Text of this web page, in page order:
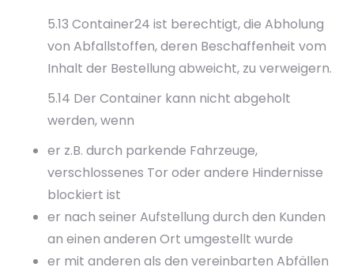
5.13 Container24 ist berechtigt, die Abholung
von Abfallstoffen, deren Beschaffenheit vom
Inhalt der Bestellung abweicht, zu verweigern.
5.14 Der Container kann nicht abgeholt
werden, wenn
er z.B. durch parkende Fahrzeuge,
verschlossenes Tor oder andere Hindernisse
blockiert ist
er nach seiner Aufstellung durch den Kunden
an einen anderen Ort umgestellt wurde
er mit anderen als den vereinbarten Abfällen